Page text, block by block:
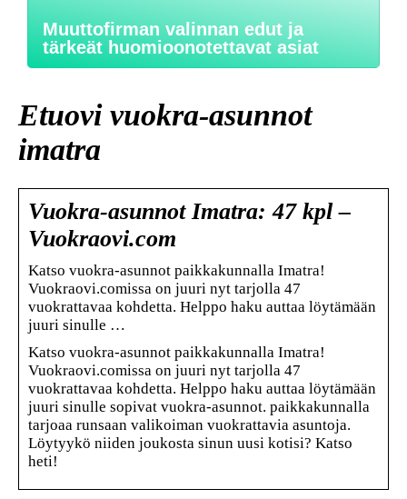
Muuttofirman valinnan edut ja
tärkeät huomioonotettavat asiat
Etuovi vuokra-asunnot
imatra
Vuokra-asunnot Imatra: 47 kpl –
Vuokraovi.com
Katso vuokra-asunnot paikkakunnalla Imatra!
Vuokraovi.comissa on juuri nyt tarjolla 47
vuokrattavaa kohdetta. Helppo haku auttaa löytämään
juuri sinulle …
Katso vuokra-asunnot paikkakunnalla Imatra!
Vuokraovi.comissa on juuri nyt tarjolla 47
vuokrattavaa kohdetta. Helppo haku auttaa löytämään
juuri sinulle sopivat vuokra-asunnot. paikkakunnalla
tarjoaa runsaan valikoiman vuokrattavia asuntoja.
Löytyykö niiden joukosta sinun uusi kotisi? Katso
heti!